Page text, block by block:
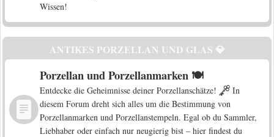
Wissen!
ANTIKES PORZELLAN UND GLAS 💎
Porzellan und Porzellanmarken 🍽️
Entdecke die Geheimnisse deiner Porzellanschätze!
In
diesem Forum dreht sich alles um die Bestimmung von
Porzellanmarken und Porzellanstempeln. Egal ob du Sammler,
Liebhaber oder einfach nur neugierig bist – hier findest du